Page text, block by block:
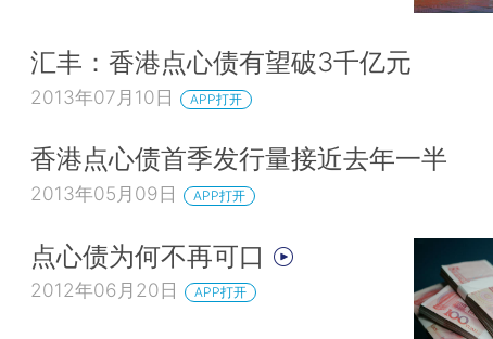
汇丰：香港点心债有望破3千亿元
2013年07月10日 APP打开
香港点心债首季发行量接近去年一半
2013年05月09日 APP打开
点心债为何不再可口
2012年06月20日 APP打开